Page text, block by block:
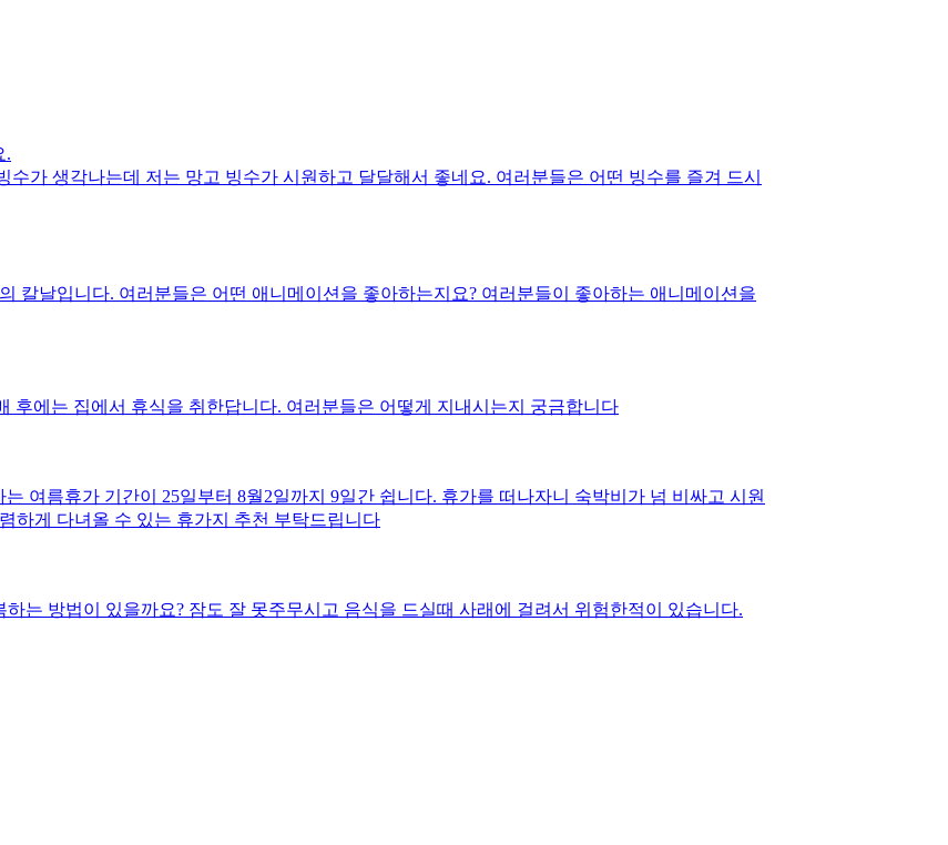
.
가 생각나는데 저는 망고 빙수가 시원하고 달달해서 좋네요. 여러분들은 어떤 빙수를 즐겨 드시
칼날입니다. 여러분들은 어떤 애니메이션을 좋아하는지요? 여러분들이 좋아하는 애니메이션을
후에는 집에서 휴식을 취한답니다. 여러분들은 어떻게 지내시는지 궁금합니다
여름휴가 기간이 25일부터 8월2일까지 9일간 쉽니다. 휴가를 떠나자니 숙박비가 넘 비싸고 시원
하게 다녀올 수 있는 휴가지 추천 부탁드립니다
는 방법이 있을까요? 잠도 잘 못주무시고 음식을 드실때 사래에 걸려서 위험한적이 있습니다.